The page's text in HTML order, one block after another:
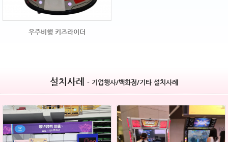
우주비행 키즈라이더
설치사례 - 기업행사/백화점/기타 설치사례